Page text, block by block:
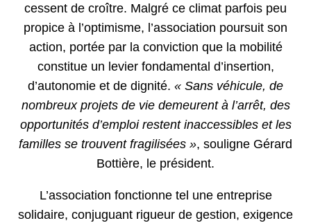
cessent de croître. Malgré ce climat parfois peu
propice à l’optimisme, l’association poursuit son
action, portée par la conviction que la mobilité
constitue un levier fondamental d’insertion,
d’autonomie et de dignité. « Sans véhicule, de
nombreux projets de vie demeurent à l’arrêt, des
opportunités d’emploi restent inaccessibles et les
familles se trouvent fragilisées », souligne Gérard
Bottière, le président.
L’association fonctionne tel une entreprise
solidaire, conjuguant rigueur de gestion, exigence